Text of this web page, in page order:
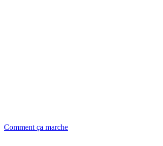
Comment ça marche